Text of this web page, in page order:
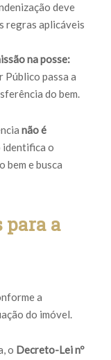
deve
regras aplicáveis
na posse:
Público passa a
do bem.
não é
o
bem e busca
para a
a
do imóvel.
o Decreto-Lei nº